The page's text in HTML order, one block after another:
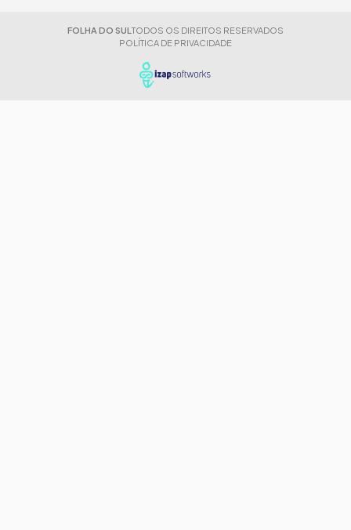
FOLHA DO SUL TODOS OS DIREITOS RESERVADOS
POLÍTICA DE PRIVACIDADE